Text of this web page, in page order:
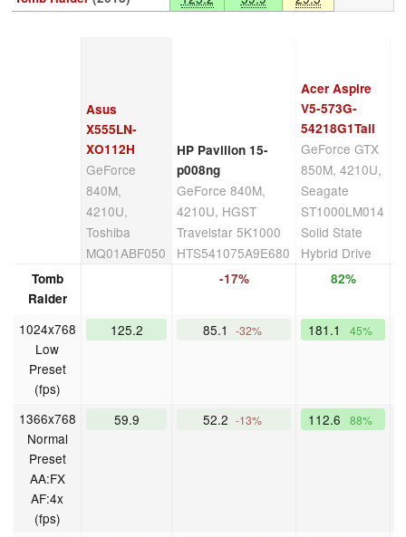
Asus
X555LN-
XO112H
GeForce
840M,
4210U,
Toshiba
MQ01ABF050
HP Pavilion 15-
p008ng
GeForce 840M,
4210U, HGST
Travelstar 5K1000
HTS541075A9E680
Acer Aspire
V5-573G-
54218G1Taii
GeForce GTX
850M, 4210U,
Seagate
ST1000LM014
Solid State
Hybrid Drive
Tomb
Raider
-17% 82%
1024x768
Low
Preset
(fps)
125.2 85.1 -32% 181.1 45%
1366x768
Normal
Preset
AA:FX
AF:4x
(fps)
59.9 52.2 -13% 112.6 88%